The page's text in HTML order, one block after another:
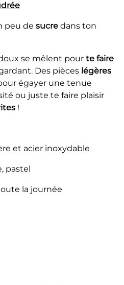
peu de sucre dans ton
se mêlent pour te faire
Des pièces légères
égayer une tenue
ou juste te faire plaisir
!
et acier inoxydable
pastel
la journée